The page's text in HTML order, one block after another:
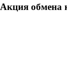
Акция обмена